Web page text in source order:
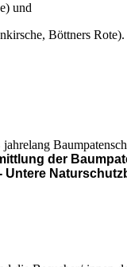
und
Böttners Rote).
der
Untere